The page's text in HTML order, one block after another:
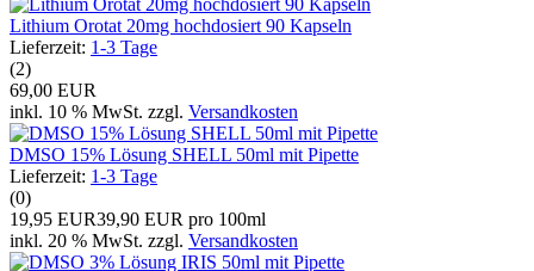
Lithium Orotat 20mg hochdosiert 90 Kapseln
Lieferzeit: 1-3 Tage
(2)
69,00 EUR
inkl. 10 % MwSt. zzgl. Versandkosten
DMSO 15% Lösung SHELL 50ml mit Pipette
Lieferzeit: 1-3 Tage
(0)
19,95 EUR39,90 EUR pro 100ml
inkl. 20 % MwSt. zzgl. Versandkosten